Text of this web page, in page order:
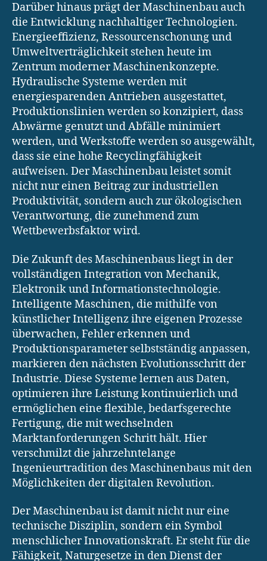
Darüber hinaus prägt der Maschinenbau auch
die Entwicklung nachhaltiger Technologien.
Energieeffizienz, Ressourcenschonung und
Umweltverträglichkeit stehen heute im
Zentrum moderner Maschinenkonzepte.
Hydraulische Systeme werden mit
energiesparenden Antrieben ausgestattet,
Produktionslinien werden so konzipiert, dass
Abwärme genutzt und Abfälle minimiert
werden, und Werkstoffe werden so ausgewählt,
dass sie eine hohe Recyclingfähigkeit
aufweisen. Der Maschinenbau leistet somit
nicht nur einen Beitrag zur industriellen
Produktivität, sondern auch zur ökologischen
Verantwortung, die zunehmend zum
Wettbewerbsfaktor wird.
Die Zukunft des Maschinenbaus liegt in der
vollständigen Integration von Mechanik,
Elektronik und Informationstechnologie.
Intelligente Maschinen, die mithilfe von
künstlicher Intelligenz ihre eigenen Prozesse
überwachen, Fehler erkennen und
Produktionsparameter selbstständig anpassen,
markieren den nächsten Evolutionsschritt der
Industrie. Diese Systeme lernen aus Daten,
optimieren ihre Leistung kontinuierlich und
ermöglichen eine flexible, bedarfsgerechte
Fertigung, die mit wechselnden
Marktanforderungen Schritt hält. Hier
verschmilzt die jahrzehntelange
Ingenieurtradition des Maschinenbaus mit den
Möglichkeiten der digitalen Revolution.
Der Maschinenbau ist damit nicht nur eine
technische Disziplin, sondern ein Symbol
menschlicher Innovationskraft. Er steht für die
Fähigkeit, Naturgesetze in den Dienst der